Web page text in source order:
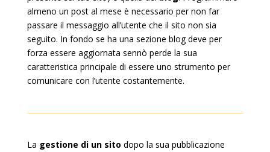
almeno un post al mese è necessario per non far
passare il messaggio all’utente che il sito non sia
seguito. In fondo se ha una sezione blog deve per
forza essere aggiornata sennò perde la sua
caratteristica principale di essere uno strumento per
comunicare con l’utente costantemente.
La gestione di un sito dopo la sua pubblicazione